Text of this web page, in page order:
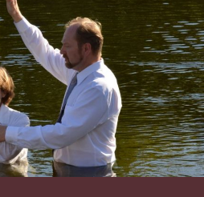
Batismo